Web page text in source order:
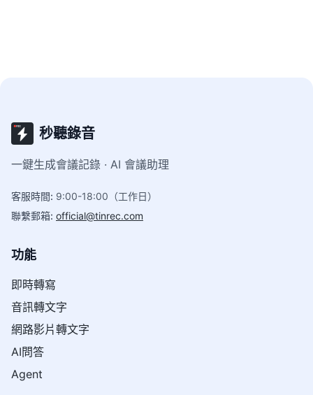
秒聽錄音
一鍵生成會議記錄 · AI 會議助理
客服時間: 9:00-18:00（工作日）
聯繫郵箱: official@tinrec.com
功能
即時轉寫
音訊轉文字
網路影片轉文字
AI問答
Agent